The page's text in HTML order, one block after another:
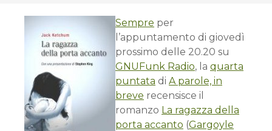
Sempre per
l’appuntamento di giovedì
prossimo delle 20.20 su
GNUFunk Radio, la quarta
puntata di A parole, in
breve recensisce il
romanzo La ragazza della
porta accanto (Gargoyle